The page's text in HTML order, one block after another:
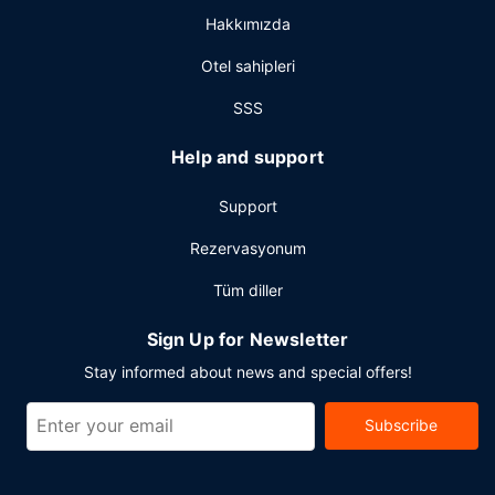
gidiş-dönüş havaalanı transfer servisi 24 saat ücretli olarak
Hakkımızda
Otel sahipleri
SSS
Help and support
Support
Rezervasyonum
Tüm diller
Sign Up for Newsletter
Stay informed about news and special offers!
Subscribe